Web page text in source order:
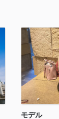
モデル